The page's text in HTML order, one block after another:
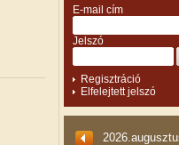
E-mail cím
Jelszó
Regisztráció
Elfelejtett jelszó